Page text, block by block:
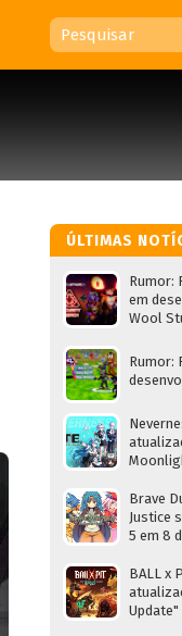
ÚLTIMAS
Rumor:
em
Wool
Rumor:
Brave
Justice
5 em 8
BALL x
Update"